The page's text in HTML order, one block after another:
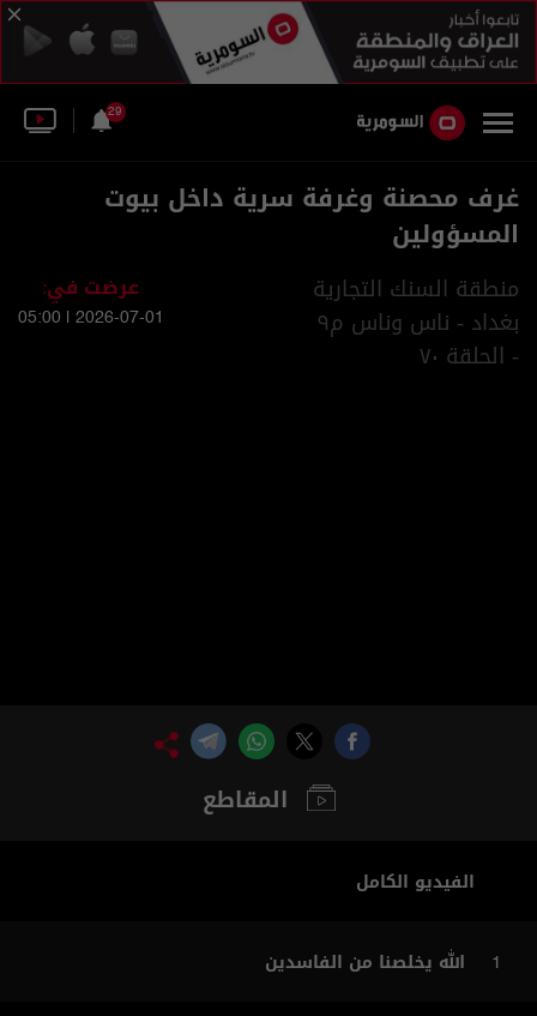
29
غرف محصنة وغرفة سرية داخل بيوت
المسؤولين
منطقة السنك التجارية
بغداد - ناس وناس م٩
- الحلقة ٧٠
عرضت في:
2026-07-01 | 05:00
المقاطع
الفيديو الكامل
1 الله يخلصنا من الفاسدين